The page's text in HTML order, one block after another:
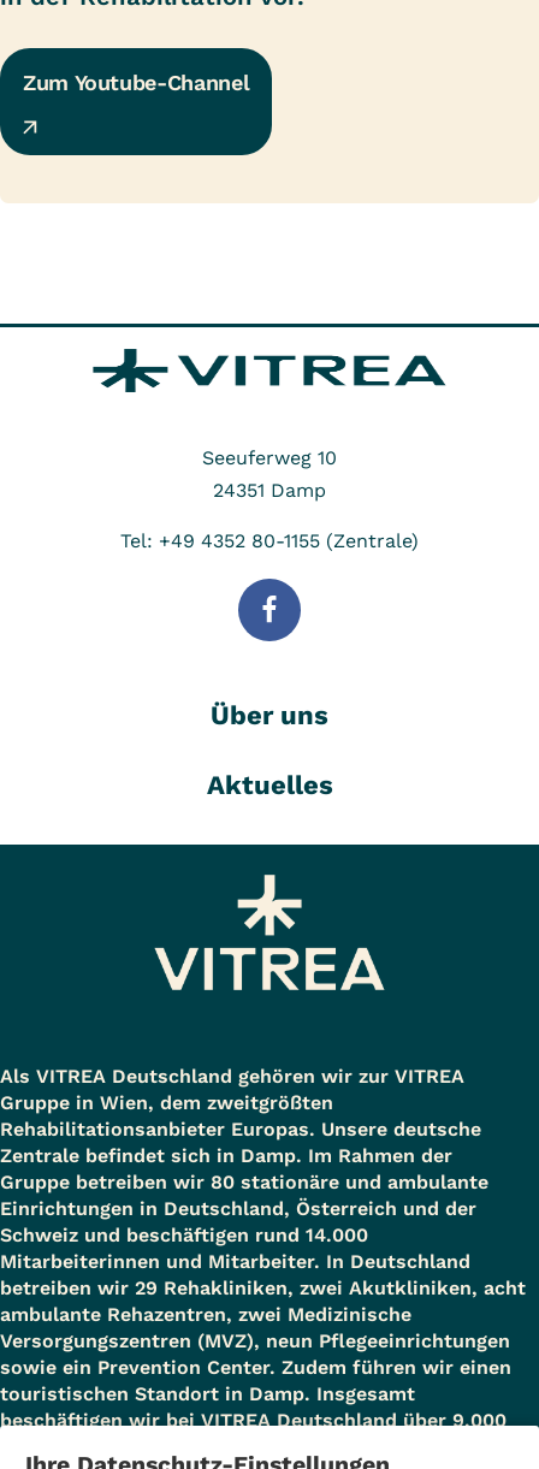
Zum Youtube-Channel
Seeuferweg 10
24351 Damp
Tel: +49 4352 80-1155 (Zentrale)
Über uns
Aktuelles
Als VITREA Deutschland gehören wir zur VITREA
Gruppe in Wien, dem zweitgrößten
Rehabilitationsanbieter Europas. Unsere deutsche
Zentrale befindet sich in Damp. Im Rahmen der
Gruppe betreiben wir 80 stationäre und ambulante
Einrichtungen in Deutschland, Österreich und der
Schweiz und beschäftigen rund 14.000
Mitarbeiterinnen und Mitarbeiter. In Deutschland
betreiben wir 29 Rehakliniken, zwei Akutkliniken, acht
ambulante Rehazentren, zwei Medizinische
Versorgungszentren (MVZ), neun Pflegeeinrichtungen
sowie ein Prevention Center. Zudem führen wir einen
touristischen Standort in Damp. Insgesamt
beschäftigen wir bei VITREA Deutschland über 9.000